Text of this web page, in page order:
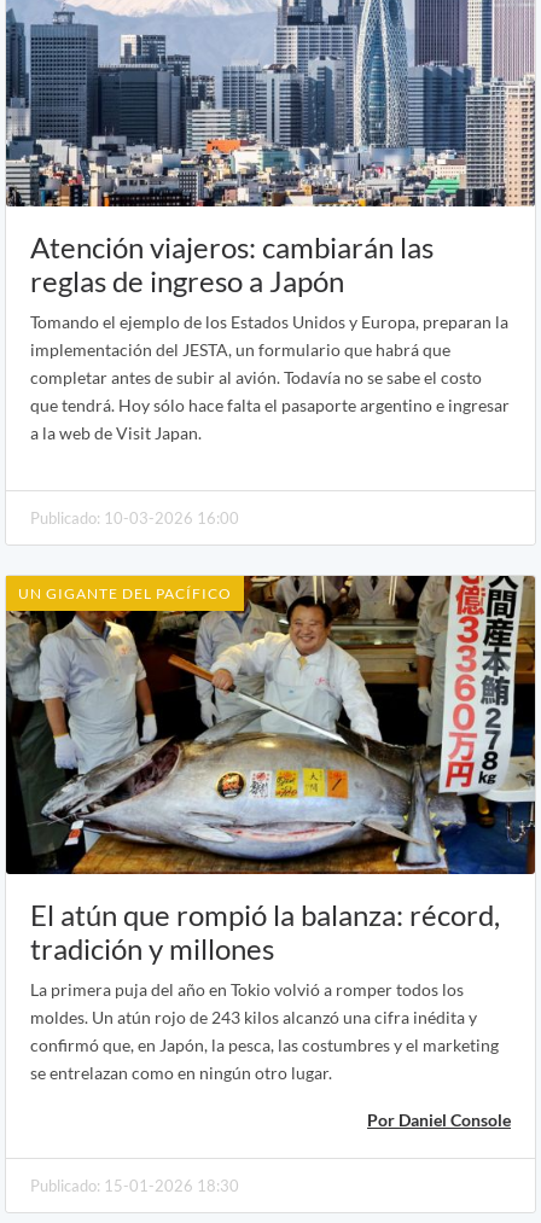
Atención viajeros: cambiarán las
reglas de ingreso a Japón
Tomando el ejemplo de los Estados Unidos y Europa, preparan la
implementación del JESTA, un formulario que habrá que
completar antes de subir al avión. Todavía no se sabe el costo
que tendrá. Hoy sólo hace falta el pasaporte argentino e ingresar
a la web de Visit Japan.
Publicado: 10-03-2026 16:00
UN GIGANTE DEL PACÍFICO
El atún que rompió la balanza: récord,
tradición y millones
La primera puja del año en Tokio volvió a romper todos los
moldes. Un atún rojo de 243 kilos alcanzó una cifra inédita y
confirmó que, en Japón, la pesca, las costumbres y el marketing
se entrelazan como en ningún otro lugar.
Por Daniel Console
Publicado: 15-01-2026 18:30